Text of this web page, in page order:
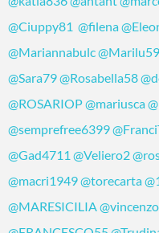
@Ciuppy81 @filena
@Mariannabulc@Marilu59
@Sara79@Rosabella58
@ROSARIOP@mariusca
@semprefree6399
@Gad4711 @Veliero2
@macri1949@torecarta
@MARESICILIA